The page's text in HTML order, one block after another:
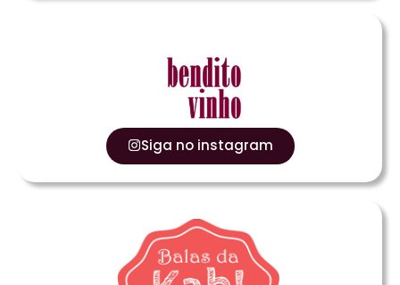
Siga no instagram